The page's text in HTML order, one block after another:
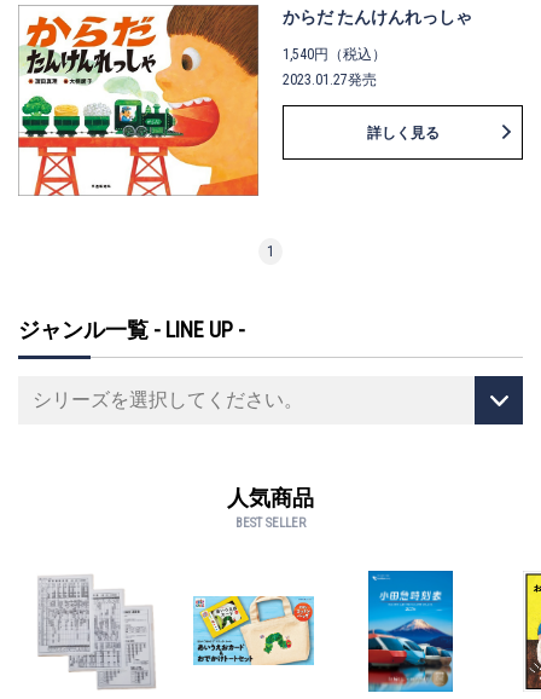
からだ たんけんれっしゃ
1,540円（税込）
2023.01.27発売
詳しく見る
1
ジャンル一覧 - LINE UP -
人気商品
BEST SELLER